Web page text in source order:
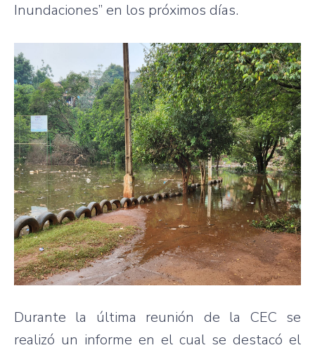
Inundaciones” en los próximos días.
Durante la última reunión de la CEC se
realizó un informe en el cual se destacó el